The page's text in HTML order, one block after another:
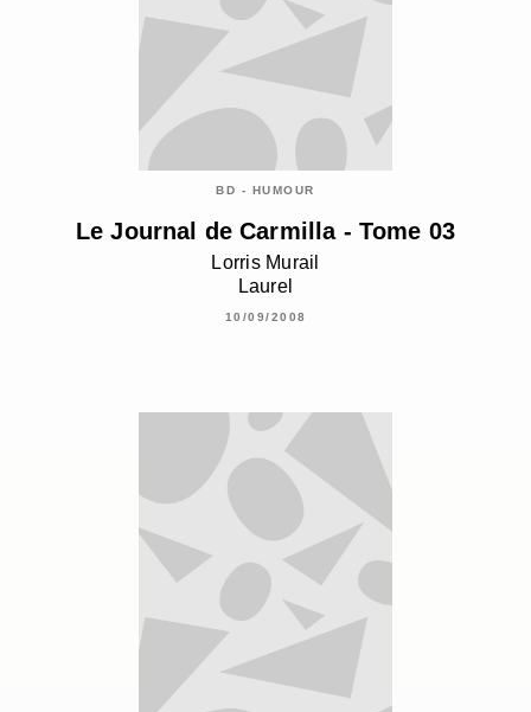
BD - HUMOUR
Le Journal de Carmilla - Tome 03
Lorris Murail
Laurel
10/09/2008